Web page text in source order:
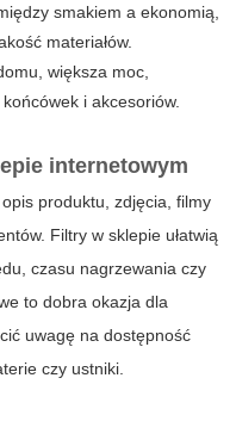
smakiem a ekonomią,
materiałów.
większa moc,
i akcesoriów.
internetowym
produktu, zdjęcia, filmy
Filtry w sklepie ułatwią
czasu nagrzewania czy
to dobra okazja dla
uwagę na dostępność
czy ustniki.